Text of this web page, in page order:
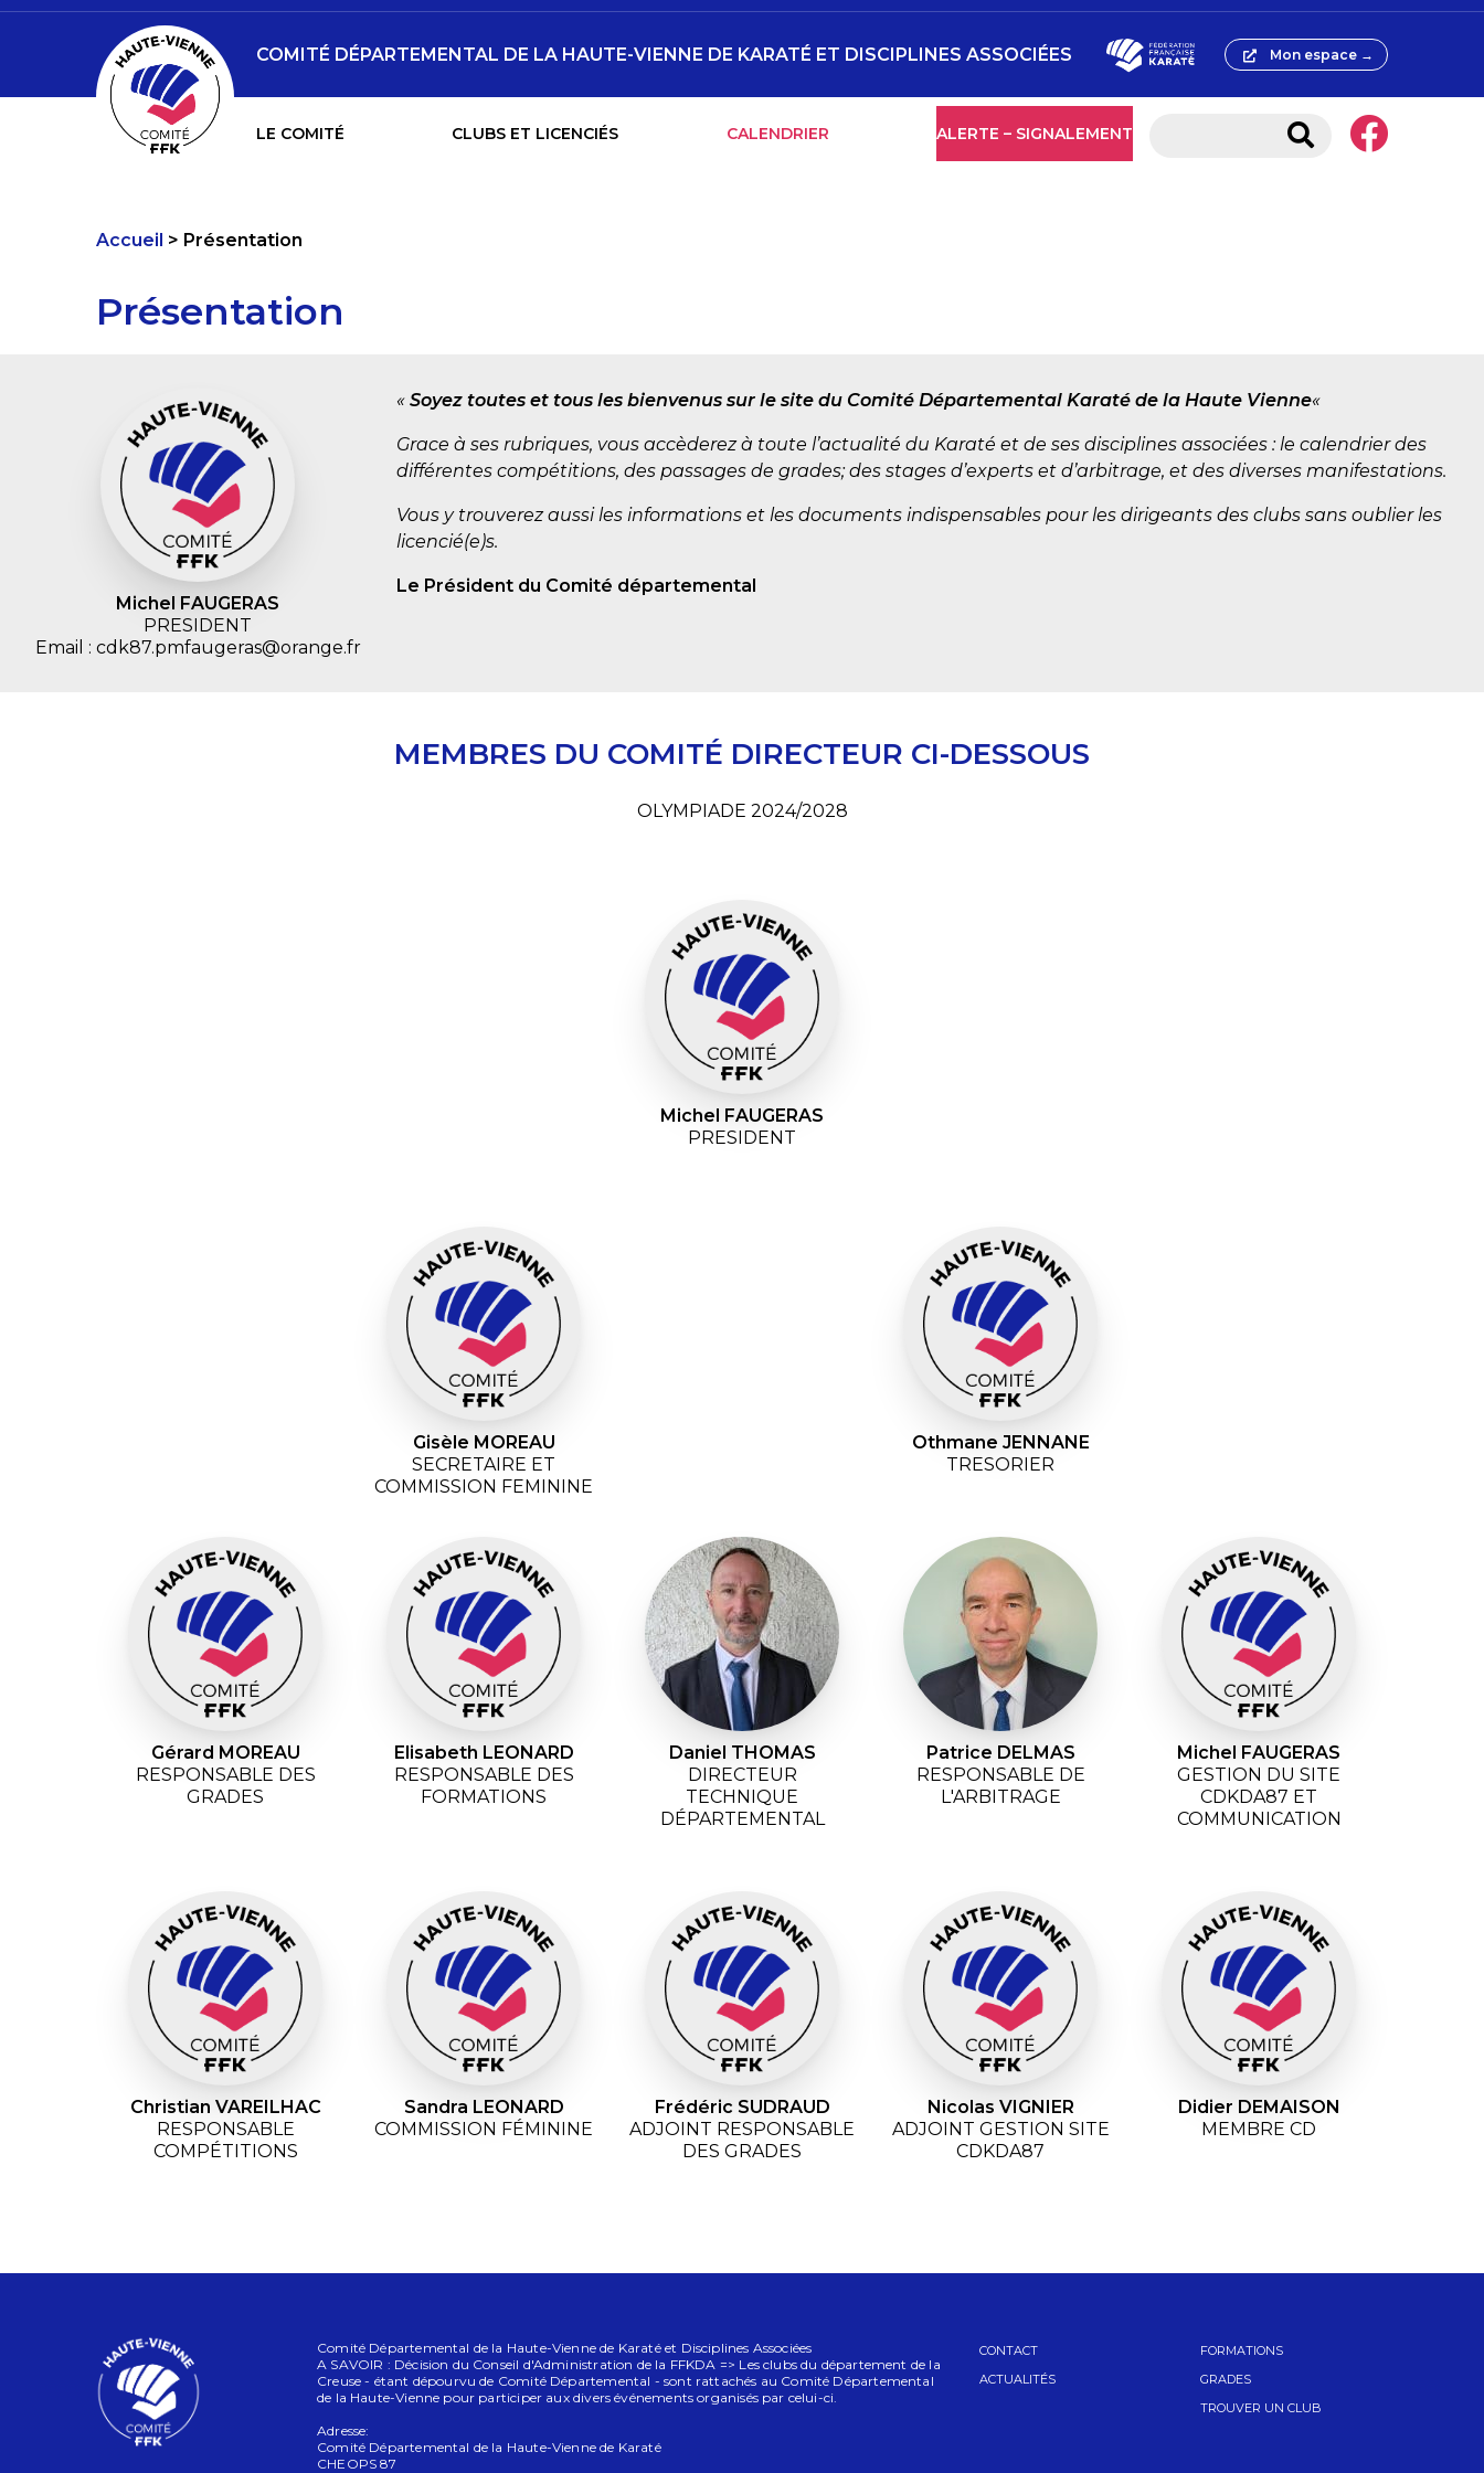
LE COMITÉ CLUBS ET LICENCIÉS CALENDRIER ALERTE – SIGNALEMENT
COMITÉ DÉPARTEMENTAL DE LA HAUTE-VIENNE DE KARATÉ ET DISCIPLINES ASSOCIÉES Mon espace →
Accueil Présentation
Présentation
Michel FAUGERAS
PRESIDENT
Email : cdk87.pmfaugeras@orange.fr
« Soyez toutes et tous les bienvenus sur le site du Comité Départemental Karaté de la Haute Vienne«
Grace à ses rubriques, vous accèderez à toute l’actualité du Karaté et de ses disciplines associées : le calendrier des
différentes compétitions, des passages de grades; des stages d’experts et d’arbitrage, et des diverses manifestations.
Vous y trouverez aussi les informations et les documents indispensables pour les dirigeants des clubs sans oublier les
licencié(e)s.
Le Président du Comité départemental
MEMBRES DU COMITÉ DIRECTEUR CI-DESSOUS
OLYMPIADE 2024/2028
Michel FAUGERAS
PRESIDENT
Gisèle MOREAU
SECRETAIRE ET
COMMISSION FEMININE
Othmane JENNANE
TRESORIER
Gérard MOREAU
RESPONSABLE DES
GRADES
Elisabeth LEONARD
RESPONSABLE DES
FORMATIONS
Daniel THOMAS
DIRECTEUR
TECHNIQUE
DÉPARTEMENTAL
Patrice DELMAS
RESPONSABLE DE
L'ARBITRAGE
Michel FAUGERAS
GESTION DU SITE
CDKDA87 ET
COMMUNICATION
Christian VAREILHAC
RESPONSABLE
COMPÉTITIONS
Sandra LEONARD
COMMISSION FÉMININE
Frédéric SUDRAUD
ADJOINT RESPONSABLE
DES GRADES
Nicolas VIGNIER
ADJOINT GESTION SITE
CDKDA87
Didier DEMAISON
MEMBRE CD
Comité Départemental de la Haute-Vienne de Karaté et Disciplines Associées
A SAVOIR : Décision du Conseil d'Administration de la FFKDA => Les clubs du département de la
Creuse - étant dépourvu de Comité Départemental - sont rattachés au Comité Départemental
de la Haute-Vienne pour participer aux divers événements organisés par celui-ci.
Adresse:
Comité Départemental de la Haute-Vienne de Karaté
CHEOPS 87
CONTACT
ACTUALITÉS
FORMATIONS
GRADES
TROUVER UN CLUB